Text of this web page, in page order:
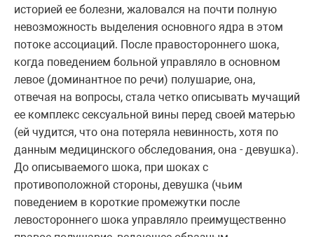
историей ее болезни, жаловался на почти полную
невозможность выделения основного ядра в этом
потоке ассоциаций. После правостороннего шока,
когда поведением больной управляло в основном
левое (доминантное по речи) полушарие, она,
отвечая на вопросы, стала четко описывать мучащий
ее комплекс сексуальной вины перед своей матерью
(ей чудится, что она потеряла невинность, хотя по
данным медицинского обследования, она - девушка).
До описываемого шока, при шоках с
противоположной стороны, девушка (чьим
поведением в короткие промежутки после
левостороннего шока управляло преимущественно